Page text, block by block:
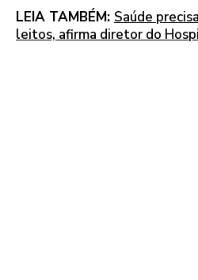
LEIA TAMBÉM: Saúde
leitos, afirma diretor do